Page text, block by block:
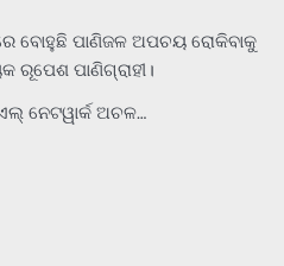
ବୋହୁଛି ପାଣିଜଳ ଅପଚୟ ରୋକିବାକୁ
ରୂପେଶ ପାଣିଗ୍ରାହୀ।
ନେଟୱାର୍କ ଅଚଳ…